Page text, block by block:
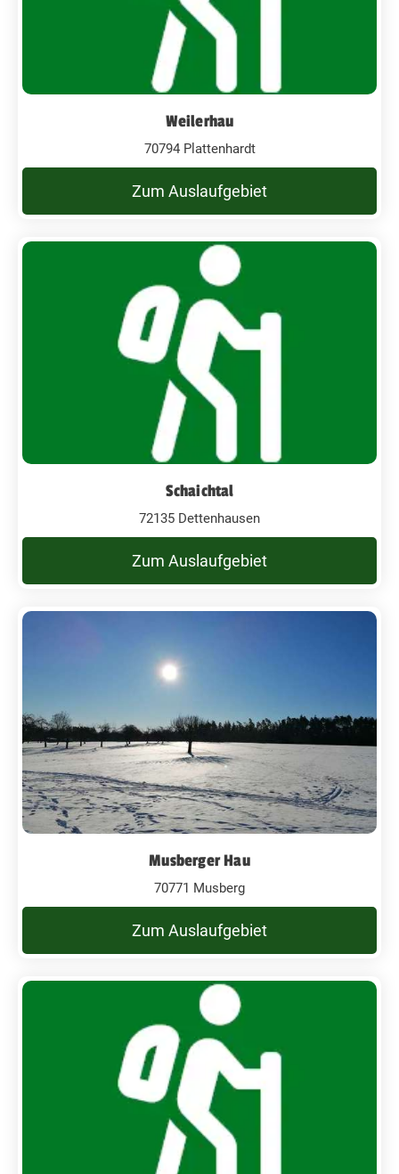
Weilerhau
70794 Plattenhardt
Zum Auslaufgebiet
Schaichtal
72135 Dettenhausen
Zum Auslaufgebiet
Musberger Hau
70771 Musberg
Zum Auslaufgebiet